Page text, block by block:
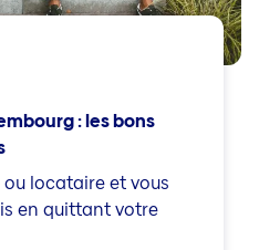
: les bons
locataire et vous
en quittant votre